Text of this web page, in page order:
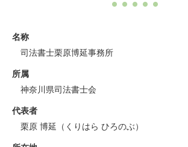
名称
司法書士栗原博延事務所
所属
神奈川県司法書士会
代表者
栗原 博延（くりはら ひろのぶ）